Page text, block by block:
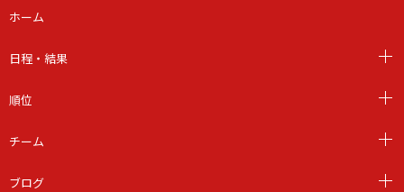
ホーム
日程・結果
順位
チーム
ブログ